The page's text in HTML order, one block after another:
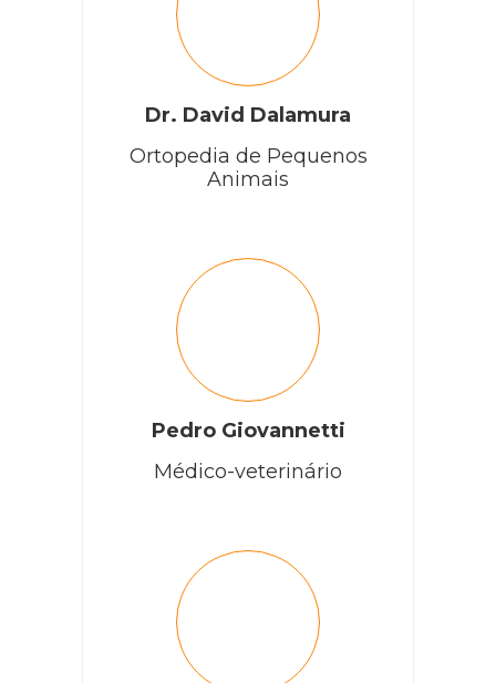
Dr. David Dalamura
Ortopedia de Pequenos
Animais
Pedro Giovannetti
Médico-veterinário